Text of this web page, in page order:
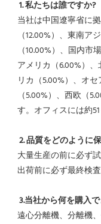
1. 私たちは誰ですか?
当社は中国遼寧省に
（12.00%）、東南ア
（10.00%）、国内
アメリカ（6.00%）
リカ（5.00%）、オ
（5.00%）、西欧（
す。オフィスには約
2. 品質をどのように
大量生産の前に必ず
出荷前に必ず最終検
3.当社から何を購入
遠心分離機、分離機